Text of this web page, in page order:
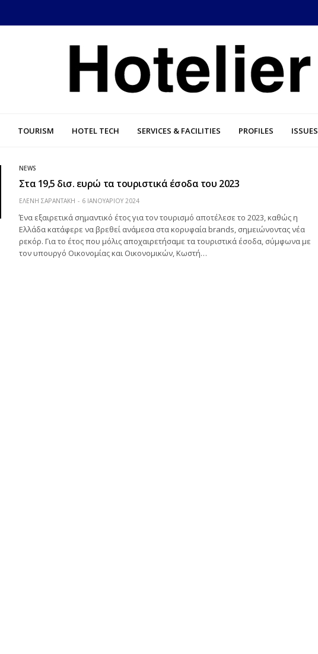
TOURISM HOTEL TECH SERVICES & FACILITIES PROFILES ISSUES
NEWS
Στα 19,5 δισ. ευρώ τα τουριστικά έσοδα του 2023
ΕΛΕΝΗ ΣΑΡΑΝΤΑΚΗ 6 ΙΑΝΟΥΑΡΊΟΥ 2024
Ένα εξαιρετικά σημαντικό έτος για τον τουρισμό αποτέλεσε το 2023, καθώς η
Ελλάδα κατάφερε να βρεθεί ανάμεσα στα κορυφαία brands, σημειώνοντας νέα
ρεκόρ. Για το έτος που μόλις αποχαιρετήσαμε τα τουριστικά έσοδα, σύμφωνα με
τον υπουργό Οικονομίας και Οικονομικών, Κωστή…